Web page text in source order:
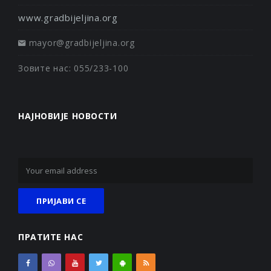
www.gradbijeljina.org
mayor@gradbijeljina.org
Зовите нас: 055/233-100
НАЈНОВИЈЕ НОВОСТИ
ПРАТИТЕ НАС